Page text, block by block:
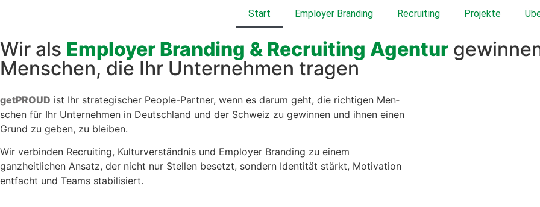
Start Employer Branding Recruiting Projekte
Wir als Employer Branding & Recruiting Agentur
Menschen, die Ihr Unternehmen tragen
get­PROUD ist Ihr strate­gis­ch­er Peo­ple-Part­ner, wenn es darum geht, die richti­gen Men­
schen für Ihr Unternehmen in Deutsch­land und der Schweiz zu gewin­nen und ihnen einen
Grund zu geben, zu bleiben.
Wir verbinden Recruit­ing, Kul­turver­ständ­nis und Employ­er Brand­ing zu einem
ganzheitlichen Ansatz, der nicht nur Stellen beset­zt, son­dern Iden­tität stärkt, Moti­va­tion
ent­facht und Teams sta­bil­isiert.